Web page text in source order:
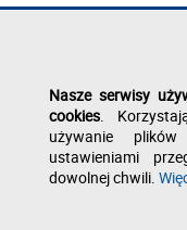
Nasze serwisy
cookies.
używanie
ustawieniami
dowolnej chwili.